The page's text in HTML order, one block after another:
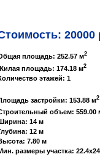
20000
площадь: 252.57 м2
площадь: 174.18 м2
этажей: 1
застройки: 153.88 м2
объем: 559.00
14 м
12 м
7.80 м
размеры участка: